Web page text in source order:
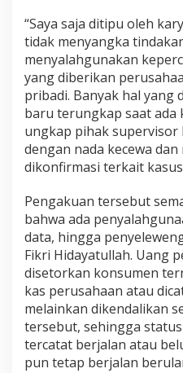
“Saya saja ditipu oleh
tidak menyangka
menyalahgunakan
yang diberikan
pribadi. Banyak hal yang
baru terungkap saat ada
ungkap pihak supervisor
dengan nada kecewa
dikonfirmasi terkait
Pengakuan tersebut
bahwa ada
data, hingga
Fikri Hidayatullah. Uang
disetorkan konsumen
kas perusahaan atau
melainkan dikendalikan
tersebut, sehingga
tercatat berjalan atau
pun tetap berjalan